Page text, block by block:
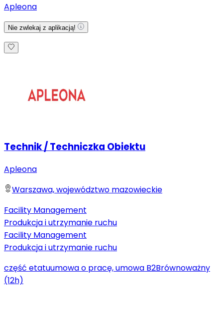
Apleona
Nie zwlekaj z aplikacją!
Technik / Techniczka Obiektu
Apleona
Warszawa, województwo mazowieckie
Facility Management
Produkcja i utrzymanie ruchu
Facility Management
Produkcja i utrzymanie ruchu
część etatuumowa o pracę, umowa B2Brównoważny
(12h)